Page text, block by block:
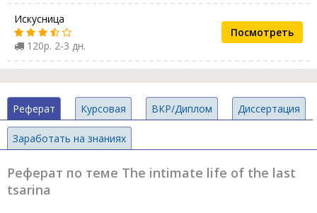
Искусница
120р. 2-3 дн.
Посмотреть
Реферат Курсовая ВКР/Диплом Диссертация
Заработать на знаниях
Реферат по теме The intimate life of the last
tsarina